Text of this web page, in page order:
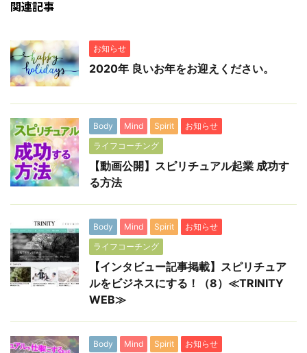
関連記事
お知らせ
2020年 良いお年をお迎えください。
Body Mind Spirit
お知らせ
ライフコーチング
【動画公開】スピリチュアル起業 成功す
る方法
Body Mind Spirit
お知らせ
ライフコーチング
【インタビュー記事掲載】スピリチュア
ルをビジネスにする！（8）≪TRINITY
WEB≫
Body Mind Spirit
お知らせ